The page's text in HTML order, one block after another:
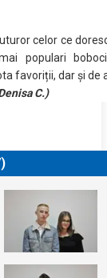
celor ce
populari
favoriții, dar și de
C.)
)